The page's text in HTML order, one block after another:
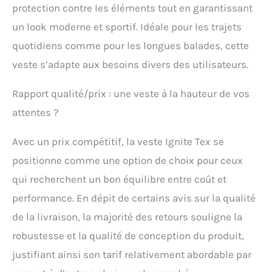
Tissu polaire déperlant
Performance Shock:
Poche pour protection de
poitrine Double Chest
(Pro-Armor
uniquement); Poche
G1 & G2; Protections Pro-
Pro-Armor amovibles
certifiées EN 1621.1 pour
les épaules Température:
Doublure en mesh
respirant
protection contre les éléments tout en garantissant
un look moderne et sportif. Idéale pour les trajets
quotidiens comme pour les longues balades, cette
veste s’adapte aux besoins divers des utilisateurs.
Rapport qualité/prix : une veste à la hauteur de vos
attentes ?
Avec un prix compétitif, la veste Ignite Tex se
positionne comme une option de choix pour ceux
qui recherchent un bon équilibre entre coût et
performance. En dépit de certains avis sur la qualité
de la livraison, la majorité des retours souligne la
robustesse et la qualité de conception du produit,
justifiant ainsi son tarif relativement abordable par